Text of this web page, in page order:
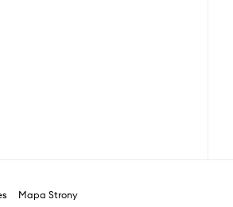
Mapa Strony